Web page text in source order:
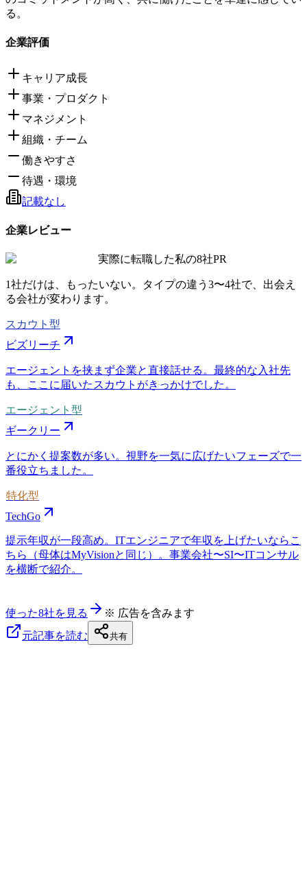
る。
企業評価
キャリア成長
事業・プロダクト
マネジメント
組織・チーム
働きやすさ
待遇・環境
記載なし
企業レビュー
実際に転職した私の8社PR
1社だけは、もったいない。タイプの違う 3〜4社で、出会え
る会社が変わります。
スカウト型
ビズリーチ
エージェントを挟まず企業と直接話せる。最終的な入社先
も、ここに届いたスカウトがきっかけでした。
エージェント型
ギークリー
とにかく提案数が多い。視野を一気に広げたいフェーズで一
番役立ちました。
特化型
TechGo
提示年収が一段高め。ITエンジニアで年収を上げたいならこ
ちら（母体はMyVisionと同じ）。事業会社〜SI〜ITコンサル
を横断で紹介。
使った8社を見る
※ 広告を含みます
元記事を読む
共有